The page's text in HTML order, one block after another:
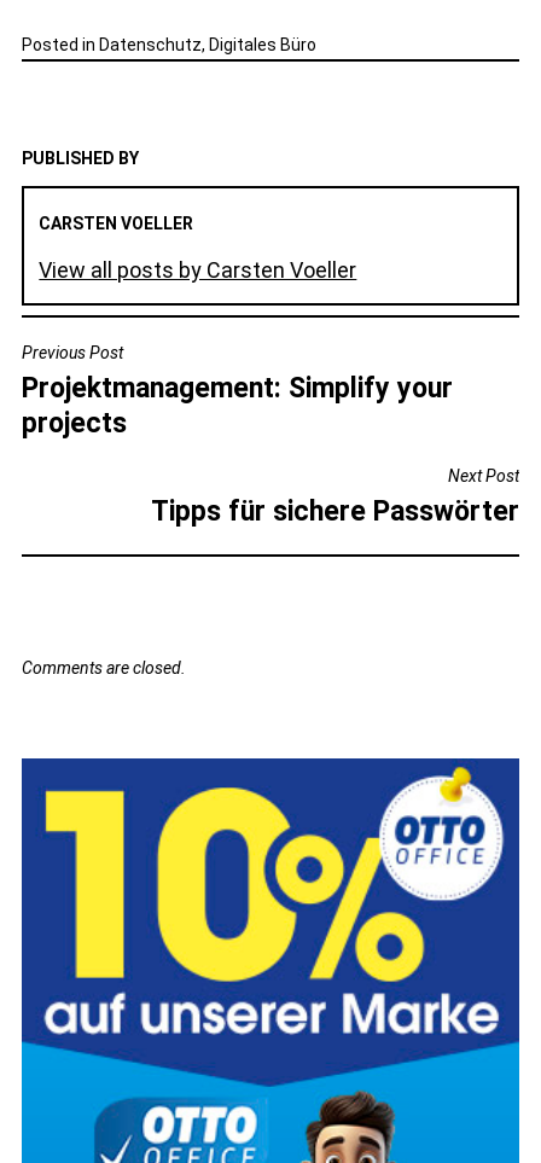
Posted in Datenschutz, Digitales Büro
PUBLISHED BY
CARSTEN VOELLER
View all posts by Carsten Voeller
BEITRAGSNAVIGATION
Previous Post
Projektmanagement: Simplify your
projects
Next Post
Tipps für sichere Passwörter
Comments are closed.